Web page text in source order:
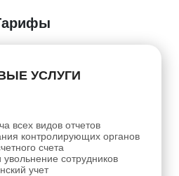
УСЛУГИ
всех видов отчетов
контролирующих органов
счета
сотрудников
учет